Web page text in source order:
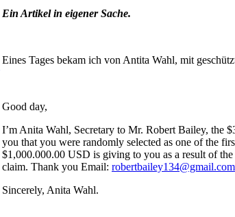
Ein Artikel in eigener Sache.
Eines Tages bekam ich von Antita Wahl, mit
Good day,
I’m Anita Wahl, Secretary to Mr. Robert Bailey, the
you that you were randomly selected as one of the
$1,000.000.00 USD is giving to you as a result of
claim. Thank you Email: robertbailey134@gmail.com
Sincerely, Anita Wahl.